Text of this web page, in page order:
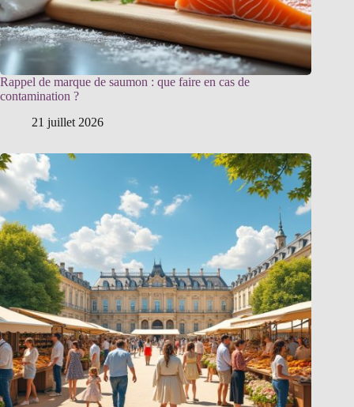
Rappel de marque de saumon : que faire en cas de
contamination ?
21 juillet 2026